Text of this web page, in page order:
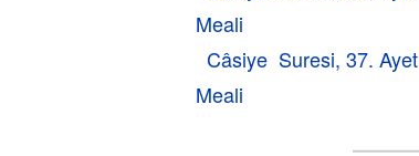
Meali
Câsiye Suresi, 37. Ayet
Meali